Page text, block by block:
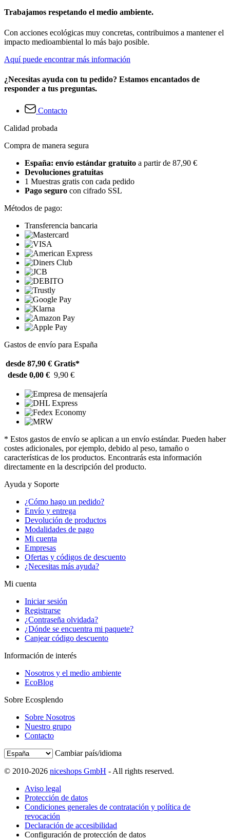
Trabajamos respetando el medio ambiente.
Con acciones ecológicas muy concretas, contribuimos a mantener el
impacto medioambiental lo más bajo posible.
Aquí puede encontrar más información
¿Necesitas ayuda con tu pedido? Estamos encantados de
responder a tus preguntas.
Contacto
Calidad probada
Compra de manera segura
España: envío estándar gratuito a partir de 87,90 €
Devoluciones gratuitas
1 Muestras gratis con cada pedido
Pago seguro con cifrado SSL
Métodos de pago:
Transferencia bancaria
Gastos de envío para España
desde 87,90 € Gratis*
desde 0,00 € 9,90 €
* Estos gastos de envío se aplican a un envío estándar. Pueden haber
costes adicionales, por ejemplo, debido al peso, tamaño o
características de los productos. Encontrarás esta información
directamente en la descripción del producto.
Ayuda y Soporte
¿Cómo hago un pedido?
Envío y entrega
Devolución de productos
Modalidades de pago
Mi cuenta
Empresas
Ofertas y códigos de descuento
¿Necesitas más ayuda?
Mi cuenta
Iniciar sesión
Registrarse
¿Contraseña olvidada?
¿Dónde se encuentra mi paquete?
Canjear código descuento
Información de interés
Nosotros y el medio ambiente
EcoBlog
Sobre Ecosplendo
Sobre Nosotros
Nuestro grupo
Contacto
Cambiar país/idioma
© 2010-2026 niceshops GmbH - All rights reserved.
Aviso legal
Protección de datos
Condiciones generales de contratación y política de
revocación
Declaración de accesibilidad
Configuración de protección de datos